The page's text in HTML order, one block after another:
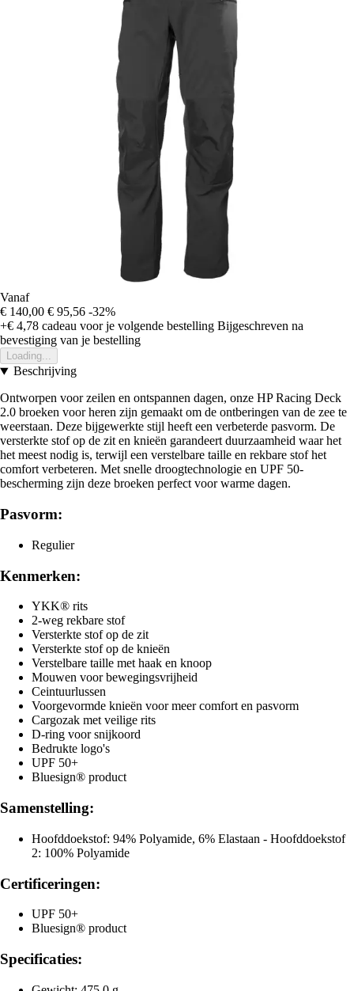
Vanaf
€ 140,00 € 95,56 -32%
+€ 4,78 cadeau voor je volgende bestelling Bijgeschreven na
bevestiging van je bestelling
Loading...
Beschrijving
Ontworpen voor zeilen en ontspannen dagen, onze HP Racing Deck
2.0 broeken voor heren zijn gemaakt om de ontberingen van de zee te
weerstaan. Deze bijgewerkte stijl heeft een verbeterde pasvorm. De
versterkte stof op de zit en knieën garandeert duurzaamheid waar het
het meest nodig is, terwijl een verstelbare taille en rekbare stof het
comfort verbeteren. Met snelle droogtechnologie en UPF 50-
bescherming zijn deze broeken perfect voor warme dagen.
Pasvorm:
Regulier
Kenmerken:
YKK® rits
2-weg rekbare stof
Versterkte stof op de zit
Versterkte stof op de knieën
Verstelbare taille met haak en knoop
Mouwen voor bewegingsvrijheid
Ceintuurlussen
Voorgevormde knieën voor meer comfort en pasvorm
Cargozak met veilige rits
D-ring voor snijkoord
Bedrukte logo's
UPF 50+
Bluesign® product
Samenstelling:
Hoofddoekstof: 94% Polyamide, 6% Elastaan - Hoofddoekstof
2: 100% Polyamide
Certificeringen:
UPF 50+
Bluesign® product
Specificaties: